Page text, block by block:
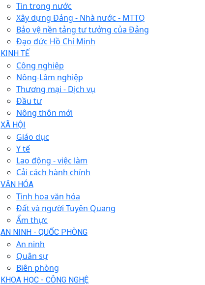
Tin trong nước
Xây dựng Đảng - Nhà nước - MTTQ
Bảo vệ nền tảng tư tưởng của Đảng
Đạo đức Hồ Chí Minh
KINH TẾ
Công nghiệp
Nông-Lâm nghiệp
Thương mại - Dịch vụ
Đầu tư
Nông thôn mới
XÃ HỘI
Giáo dục
Y tế
Lao động - việc làm
Cải cách hành chính
VĂN HÓA
Tinh hoa văn hóa
Đất và người Tuyên Quang
Ẩm thực
AN NINH - QUỐC PHÒNG
An ninh
Quân sự
Biên phòng
KHOA HỌC - CÔNG NGHỆ